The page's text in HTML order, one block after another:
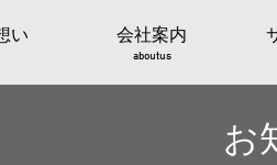
い 会社案内
aboutus
お